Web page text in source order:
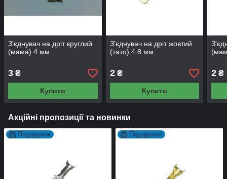
З'єднувач на дріт круглий
(мама) 4 мм
3 ₴
Купити
З'єднувач на дріт жовтий
(тато) 4.8 мм
2₴
Купити
2 ₴
Акційні пропозиції та новинки
Подарунок Подарунок